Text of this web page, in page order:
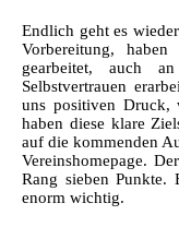
Endlich geht es
Vorbereitung,
gearbeitet, auch
Selbstvertrauen
uns positiven Druck,
haben diese klare
auf die kommenden
Vereinshomepage.
Rang sieben Punkte.
enorm wichtig.